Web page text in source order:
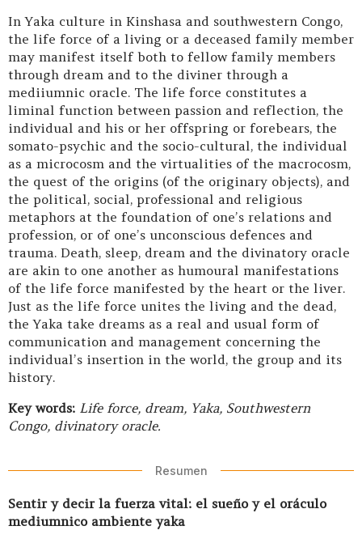
In Yaka culture in Kinshasa and southwestern Congo,
the life force of a living or a deceased family member
may manifest itself both to fellow family members
through dream and to the diviner through a
mediiumnic oracle. The life force constitutes a
liminal function between passion and reflection, the
individual and his or her offspring or forebears, the
somato-psychic and the socio-cultural, the individual
as a microcosm and the virtualities of the macrocosm,
the quest of the origins (of the originary objects), and
the political, social, professional and religious
metaphors at the foundation of one’s relations and
profession, or of one’s unconscious defences and
trauma. Death, sleep, dream and the divinatory oracle
are akin to one another as humoural manifestations
of the life force manifested by the heart or the liver.
Just as the life force unites the living and the dead,
the Yaka take dreams as a real and usual form of
communication and management concerning the
individual’s insertion in the world, the group and its
history.
Key words: Life force, dream, Yaka, Southwestern
Congo, divinatory oracle.
Resumen
Sentir y decir la fuerza vital: el sueño y el oráculo
mediumnico ambiente yaka